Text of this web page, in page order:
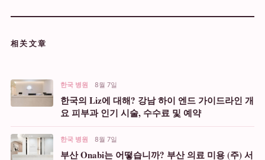
相关文章
한국 병원 8월 7일
한국의 Liz에 대해? 강남 하이 엔드 가이드라인 개
요 피부과 인기 시술, 수수료 및 예약
한국 병원 8월 7일
부산 Onabi는 어떻습니까? 부산 의료 미용 (주) 서